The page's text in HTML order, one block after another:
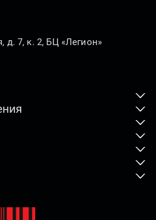
д. 7, к. 2, БЦ «Легион»